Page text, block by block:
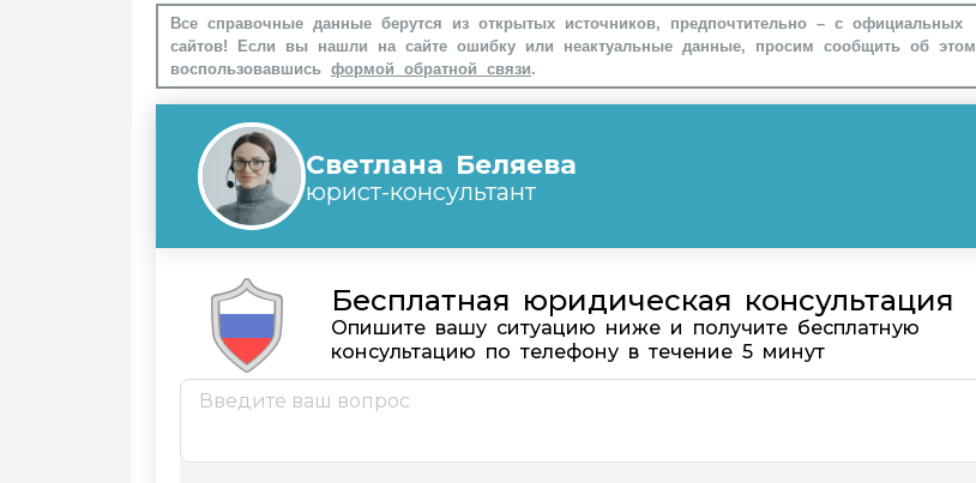
Все справочные данные берутся из открытых источников, предпочтительно – с официальных
сайтов! Если вы нашли на сайте ошибку или неактуальные данные, просим сообщить об этом
воспользовавшись формой обратной связи.